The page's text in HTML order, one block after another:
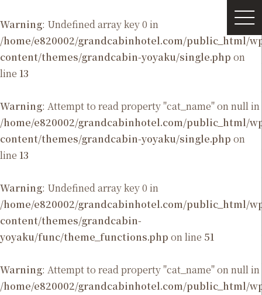
Warning: Undefined array key 0 in
/home/e820002/grandcabinhotel.com/public_html/
content/themes/grandcabin-yoyaku/single.php on
line 13
Warning: Attempt to read property "cat_name" on null in
/home/e820002/grandcabinhotel.com/public_html/
content/themes/grandcabin-yoyaku/single.php on
line 13
Warning: Undefined array key 0 in
/home/e820002/grandcabinhotel.com/public_html/
content/themes/grandcabin-
yoyaku/func/theme_functions.php on line 51
Warning: Attempt to read property "cat_name" on null in
/home/e820002/grandcabinhotel.com/public_html/